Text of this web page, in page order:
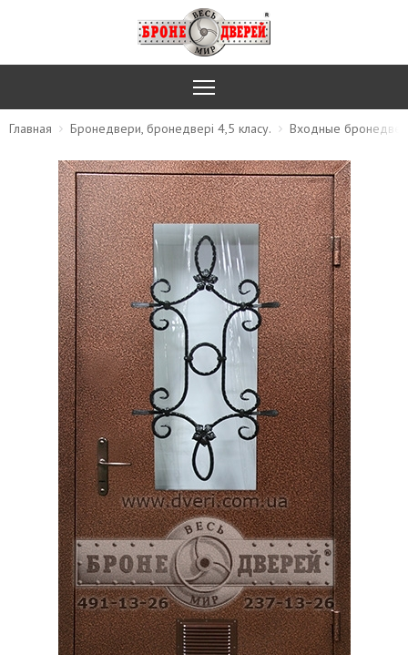
Главная Бронедвери, бронедвері 4,5 класу. Входные